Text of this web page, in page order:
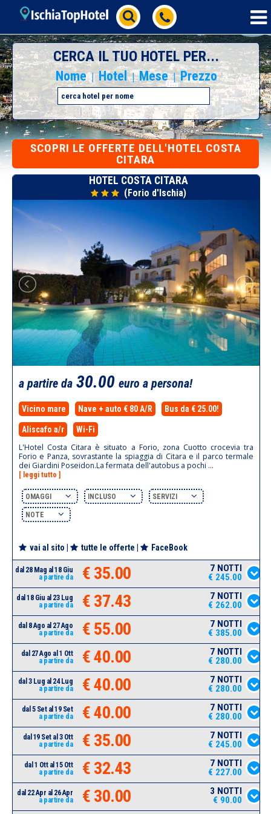
CERCA IL TUO HOTEL PER...
Nome | Hotel | Mese | Prezzo
SCOPRI LE OFFERTE DELL'HOTEL COSTA
CITARA
HOTEL COSTA CITARA
(Forio d'Ischia)
a partire da 30.00 euro a persona!
Vicino mare Nave + auto € 80 A/R Bus da € 25.00!
Aliscafo a/r Wi-Fi
L'Hotel Costa Citara è situato a Forio, zona Cuotto crocevia tra
Forio e Panza, sovrastante la spiaggia di Citara e il parco termale
dei Giardini Poseidon.La fermata dell'autobus a pochi ...
[ leggi tutto ]
OMAGGI INCLUSO SERVIZI
NOTE
vai al sito tutte le offerte FaceBook
dal 28 Mag al 18 Giu
a partire da
€ 35.00
7 NOTTI
€ 245.00
dal 18 Giu al 23 Lug
a partire da
€ 37.43
7 NOTTI
€ 262.00
dal 8 Ago al 27 Ago
a partire da
€ 55.00
7 NOTTI
€ 385.00
dal 27 Ago al 1 Ott
a partire da
€ 40.00
7 NOTTI
€ 280.00
dal 3 Lug al 24 Lug
a partire da
€ 40.00
7 NOTTI
€ 280.00
dal 5 Set al 19 Set
a partire da
€ 40.00
7 NOTTI
€ 280.00
dal 19 Set al 3 Ott
a partire da
€ 35.00
7 NOTTI
€ 245.00
dal 1 Ott al 15 Ott
a partire da
€ 32.43
7 NOTTI
€ 227.00
dal 22 Apr al 26 Apr
a partire da
€ 30.00
3 NOTTI
€ 90.00